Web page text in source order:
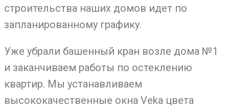
строительства наших домов идет по
запланированному графику.
Уже убрали башенный кран возле дома №1
и заканчиваем работы по остеклению
квартир. Мы устанавливаем
высококачественные окна Veka цвета